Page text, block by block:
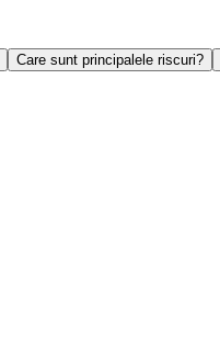
Care sunt principalele riscuri?